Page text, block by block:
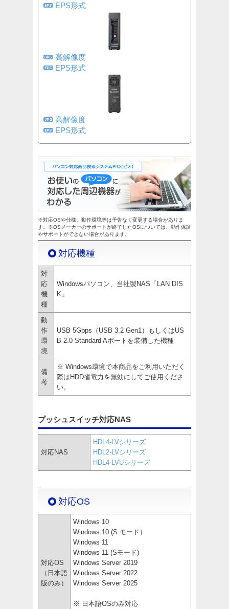
EPS形式
高解像度
EPS形式
高解像度
EPS形式
※対応OSや仕様、動作環境等は予告なく変更する場合がありま
す。※OSメーカーのサポートが終了したOSについては、動作保証
やサポートができない場合があります。
対応機種
対
応
機
種
Windowsパソコン、当社製NAS「LAN DIS
K」
動
作
環
境
USB 5Gbps（USB 3.2 Gen1）もしくはUS
B 2.0 Standard Aポートを装備した機種
備
考
※ Windows環境で本商品をご利用いただく
際はHDD省電力を無効にしてご使用くださ
い。
プッシュスイッチ対応NAS
対応NAS
HDL4-LVシリーズ
HDL2-LVシリーズ
HDL4-LVUシリーズ
対応OS
対応OS
（日本語
版のみ）
Windows 10
Windows 10 (S モード）
Windows 11
Windows 11 (Sモード)
Windows Server 2019
Windows Server 2022
Windows Server 2025
※ 日本語OSのみ対応